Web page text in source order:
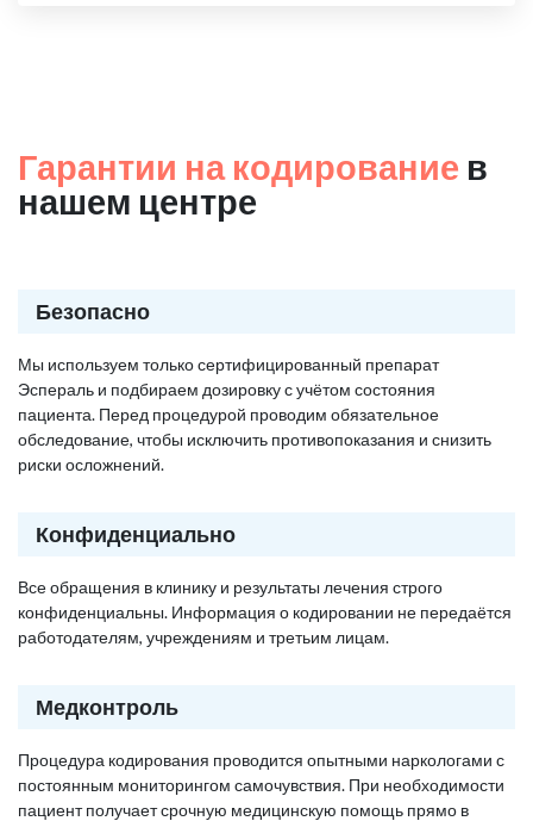
Гарантии на кодирование в
нашем центре
Безопасно
Мы используем только сертифицированный препарат
Эспераль и подбираем дозировку с учётом состояния
пациента. Перед процедурой проводим обязательное
обследование, чтобы исключить противопоказания и снизить
риски осложнений.
Конфиденциально
Все обращения в клинику и результаты лечения строго
конфиденциальны. Информация о кодировании не передаётся
работодателям, учреждениям и третьим лицам.
Медконтроль
Процедура кодирования проводится опытными наркологами с
постоянным мониторингом самочувствия. При необходимости
пациент получает срочную медицинскую помощь прямо в